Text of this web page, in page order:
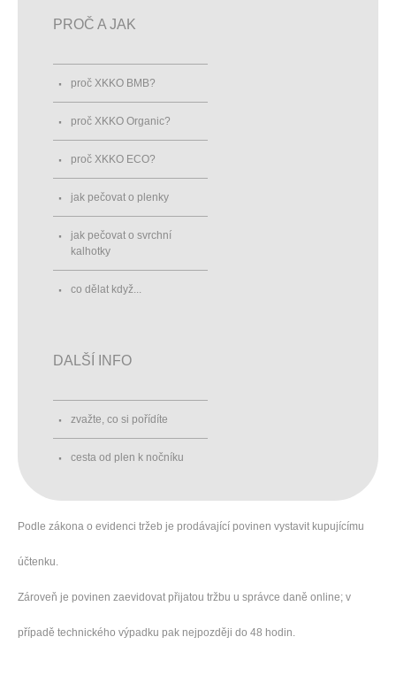
PROČ A JAK
proč XKKO BMB?
proč XKKO Organic?
proč XKKO ECO?
jak pečovat o plenky
jak pečovat o svrchní
kalhotky
co dělat když...
DALŠÍ INFO
zvažte, co si pořídíte
cesta od plen k nočníku
Podle zákona o evidenci tržeb je prodávající povinen vystavit kupujícímu
účtenku.
Zároveň je povinen zaevidovat přijatou tržbu u správce daně online; v
případě technického výpadku pak nejpozději do 48 hodin.